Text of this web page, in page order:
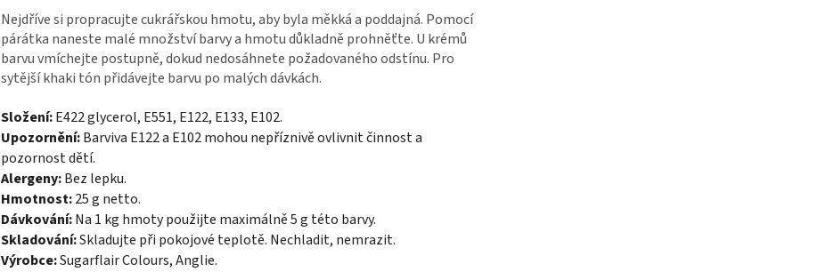
Nejdříve si propracujte cukrářskou hmotu, aby byla měkká a poddajná. Pomocí
párátka naneste malé množství barvy a hmotu důkladně prohněťte. U krémů
barvu vmíchejte postupně, dokud nedosáhnete požadovaného odstínu. Pro
sytější khaki tón přidávejte barvu po malých dávkách.
Složení:E422 glycerol, E551, E122, E133, E102.
Upozornění:Barviva E122 a E102 mohou nepříznivě ovlivnit činnost a
pozornost dětí.
Alergeny:Bez lepku.
Hmotnost:25 g netto.
Dávkování:Na 1 kg hmoty použijte maximálně 5 g této barvy.
Skladování:Skladujte při pokojové teplotě. Nechladit, nemrazit.
Výrobce:Sugarflair Colours, Anglie.